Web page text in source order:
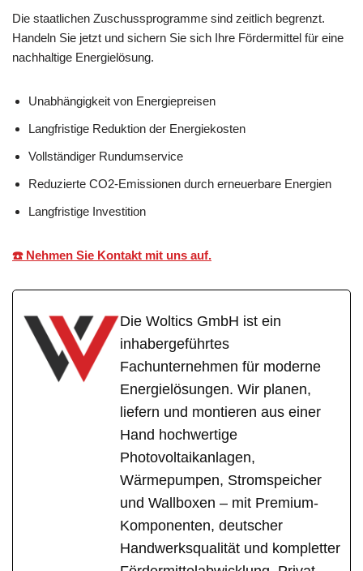
Die staatlichen Zuschussprogramme sind zeitlich begrenzt.
Handeln Sie jetzt und sichern Sie sich Ihre Fördermittel für eine
nachhaltige Energielösung.
Unabhängigkeit von Energiepreisen
Langfristige Reduktion der Energiekosten
Vollständiger Rundumservice
Reduzierte CO2-Emissionen durch erneuerbare Energien
Langfristige Investition
☎️ Nehmen Sie Kontakt mit uns auf.
Die Woltics GmbH ist ein
inhabergeführtes
Fachunternehmen für moderne
Energielösungen. Wir planen,
liefern und montieren aus einer
Hand hochwertige
Photovoltaikanlagen,
Wärmepumpen, Stromspeicher
und Wallboxen – mit Premium-
Komponenten, deutscher
Handwerksqualität und kompletter